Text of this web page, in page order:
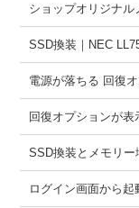
ショップオリジナル
SSD換装｜NEC
電源が落ちる 回復
回復オプションが
SSD換装とメモリ
ログイン画面から